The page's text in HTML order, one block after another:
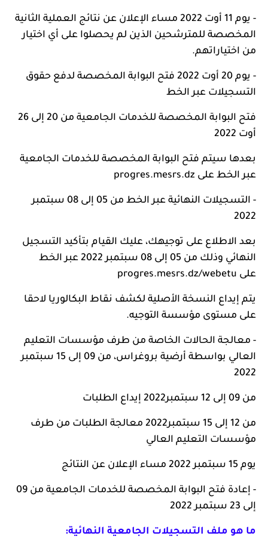
- يوم 11 أوت 2022 مساء الإعلان عن نتائج العملية الثانية
المخصصة للمترشحين الذين لم يحصلوا على أي اختيار
من اختياراتهم.
- يوم 20 أوت 2022 فتح البوابة المخصصة لدفع حقوق
التسجيلات عبر الخط
فتح البوابة المخصصة للخدمات الجامعية من 20 إلى 26
أوت 2022
بعدها سيتم فتح البوابة المخصصة للخدمات الجامعية
عبر الخط على progres.mesrs.dz
- التسجيلات النهائية عبر الخط من 05 إلى 08 سبتمبر
2022
بعد الاطلاع على توجيهك، عليك القيام بتأكيد التسجيل
النهائي وذلك من 05 إلى 08 سبتمبر 2022 عبر الخط
على progres.mesrs.dz/webetu
يتم إيداع النسخة الأصلية لكشف نقاط البكالوريا لاحقا
على مستوى مؤسسة التوجيه.
- معالجة الحالات الخاصة من طرف مؤسسات التعليم
العالي بواسطة أرضية بروغراس، من 09 إلى 15 سبتمبر
2022
من 09 إلى 12 سبتمبر2022 إيداع الطلبات
من 12 إلى 15 سبتمبر2022 معالجة الطلبات من طرف
مؤسسات التعليم العالي
يوم 15 سبتمبر 2022 مساء الإعلان عن النتائج
- إعادة فتح البوابة المخصصة للخدمات الجامعية من 09
إلى 23 سبتمبر 2022
ما هو ملف التسجيلات الجامعية النهائية: